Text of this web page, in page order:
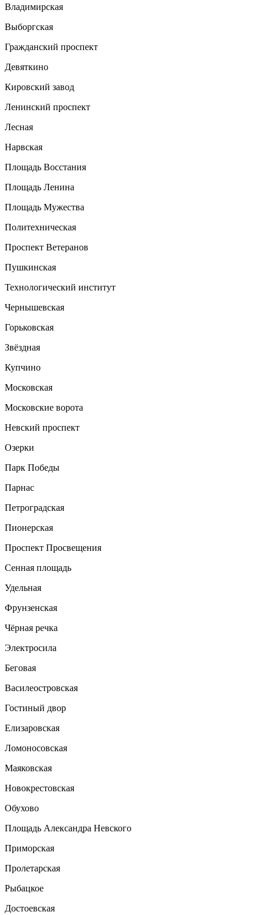
Владимирская
Выборгская
Гражданский проспект
Девяткино
Кировский завод
Ленинский проспект
Лесная
Нарвская
Площадь Восстания
Площадь Ленина
Площадь Мужества
Политехническая
Проспект Ветеранов
Пушкинская
Технологический институт
Чернышевская
Горьковская
Звёздная
Купчино
Московская
Московские ворота
Невский проспект
Озерки
Парк Победы
Парнас
Петроградская
Пионерская
Проспект Просвещения
Сенная площадь
Удельная
Фрунзенская
Чёрная речка
Электросила
Беговая
Василеостровская
Гостиный двор
Елизаровская
Ломоносовская
Маяковская
Новокрестовская
Обухово
Площадь Александра Невского
Приморская
Пролетарская
Рыбацкое
Достоевская